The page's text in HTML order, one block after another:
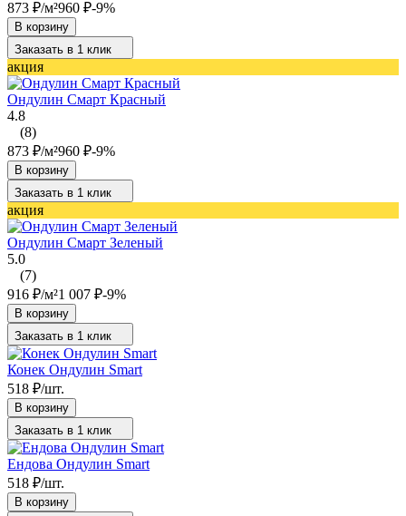
873 ₽/м²960 ₽-9%
В корзину
Заказать в 1 клик
акция
Ондулин Смарт Красный
4.8
(8)
873 ₽/м²960 ₽-9%
В корзину
Заказать в 1 клик
акция
Ондулин Смарт Зеленый
5.0
(7)
916 ₽/м²1 007 ₽-9%
В корзину
Заказать в 1 клик
Конек Ондулин Smart
518 ₽/шт.
В корзину
Заказать в 1 клик
Ендова Ондулин Smart
518 ₽/шт.
В корзину